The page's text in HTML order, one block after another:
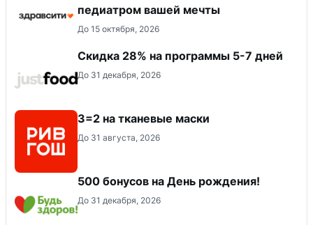
педиатром вашей мечты
До 15 октября, 2026
Скидка 28% на программы 5-7 дней
До 31 декабря, 2026
3=2 на тканевые маски
До 31 августа, 2026
500 бонусов на День рождения!
До 31 декабря, 2026